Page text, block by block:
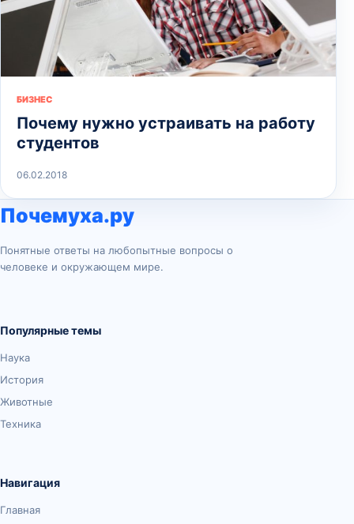
БИЗНЕС
Почему нужно устраивать на работу
студентов
06.02.2018
Почемуха.ру
Понятные ответы на любопытные вопросы о
человеке и окружающем мире.
Популярные темы
Наука
История
Животные
Техника
Навигация
Главная